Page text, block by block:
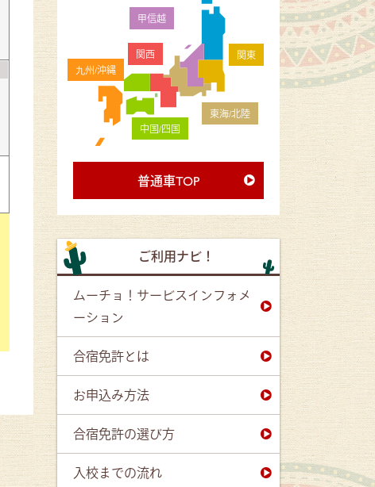
甲信越
関東
東海/北陸
関西
中国/四国
九州/沖縄
普通車TOP
ご利用ナビ！
ムーチョ！サービスインフォメ
ーション
合宿免許とは
お申込み方法
合宿免許の選び方
入校までの流れ